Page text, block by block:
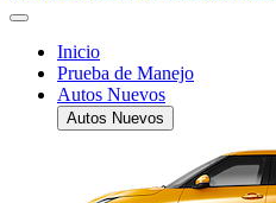
Inicio
Prueba de Manejo
Autos Nuevos
Autos Nuevos